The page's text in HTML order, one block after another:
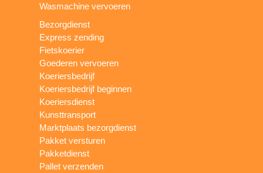
Wasmachine vervoeren
Bezorgdienst
Express zending
Fietskoerier
Goederen vervoeren
Koeriersbedrijf
Koeriersbedrijf beginnen
Koeriersdienst
Kunsttransport
Marktplaats bezorgdienst
Pakket versturen
Pakketdienst
Pallet verzenden